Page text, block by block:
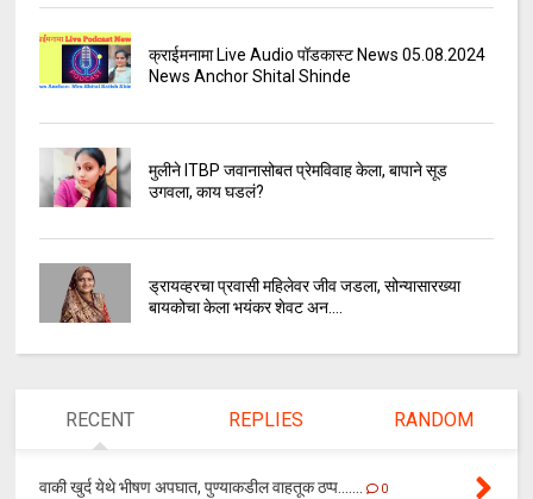
क्राईमनामा Live Audio पॉडकास्ट News 05.08.2024
News Anchor Shital Shinde
मुलीने ITBP जवानासोबत प्रेमविवाह केला, बापाने सूड
उगवला, काय घडलं?
ड्रायव्हरचा प्रवासी महिलेवर जीव जडला, सोन्यासारख्या
बायकोचा केला भयंकर शेवट अन....
RECENT REPLIES RANDOM
वाकी खुर्द येथे भीषण अपघात, पुण्याकडील वाहतूक ठप्प....... 0